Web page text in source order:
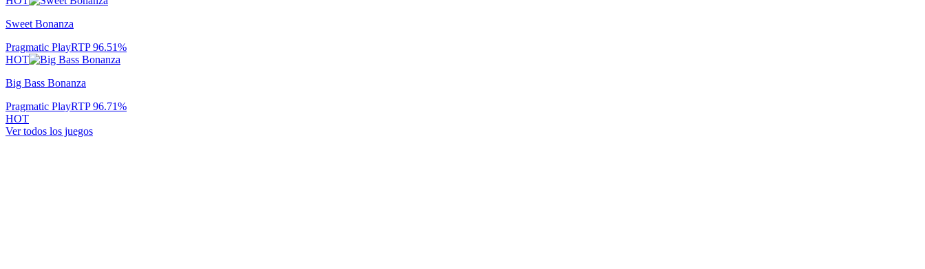
Sweet Bonanza
Pragmatic PlayRTP96.51%
HOT
Big Bass Bonanza
Pragmatic PlayRTP96.71%
HOT
Ver todos los juegos